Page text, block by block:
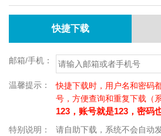
快捷下载
邮箱/手机：
温馨提示：
快捷下载时，用户名和密码
号，方便查询和重复下载（
123，账号就是123，密码
特别说明：
请自助下载，系统不会自动